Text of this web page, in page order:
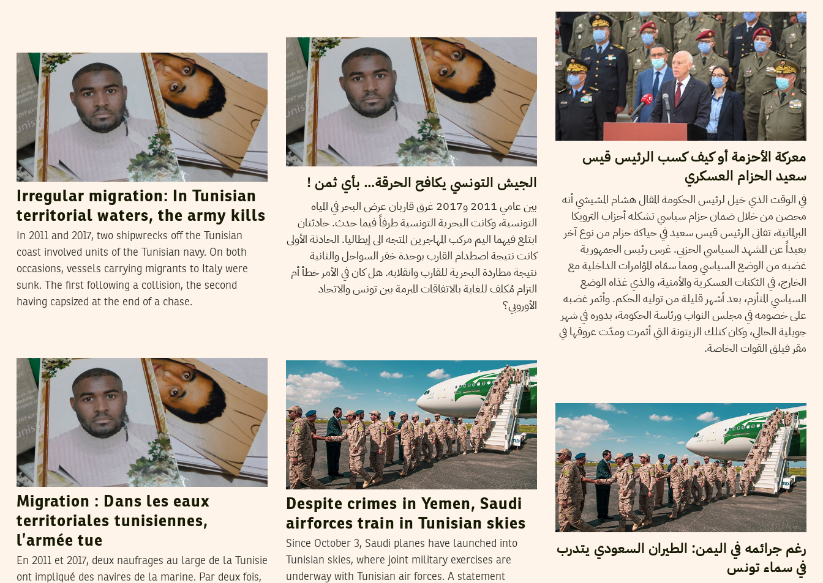
معركة الأحزمة أو كيف كسب الرئيس قيس
سعيد الحزام العسكري
في الوقت الذي خيل لرئيس الحكومة المقال هشام المشيشي أنه
محصن من خلال ضمان حزام سياسي تشكله أحزاب الترويكا
البرلمانية، تفانى الرئيس قيس سعيد في حياكة حزام من نوع آخر
بعيداً عن المشهد السياسي الحزبي. غرس رئيس الجمهورية
غضبه من الوضع السياسي ومما سمّاه المؤامرات الداخلية مع
الخارج، في الثكنات العسكرية والأمنية، والذي غذاه الوضع
السياسي المتأزم، بعد أشهر قليلة من توليه الحكم. وأثمر غضبه
على خصومه في مجلس النواب ورئاسة الحكومة، بدوره في شهر
جويلية الحالي، وكان كتلك الزيتونة التي أثمرت ومدّت عروقها في
مقر فيلق القوات الخاصة.
الجيش التونسي يكافح الحرقة… بأي ثمن !
بين عامي 2011 و2017 غرق قاربان عرض البحر في المياه
التونسية، وكانت البحرية التونسية طرفاً فيما حدث. حادثتان
ابتلع فيهما اليم مركب المهاجرين المتجه الى إيطاليا. الحادثة الأولى
كانت نتيجة اصطدام القارب بوحدة خفر السواحل والثانية
نتيجة مطاردة البحرية للقارب وانقلابه. هل كان في الأمر خطأ أم
التزام مُكلف للغاية بالاتفاقات المبرمة بين تونس والاتحاد
الأوروبي؟
Irregular migration: In Tunisian
territorial waters, the army kills
In 2011 and 2017, two shipwrecks off the Tunisian
coast involved units of the Tunisian navy. On both
occasions, vessels carrying migrants to Italy were
sunk. The first following a collision, the second
having capsized at the end of a chase.
Migration : Dans les eaux
territoriales tunisiennes,
l’armée tue
En 2011 et 2017, deux naufrages au large de la Tunisie
ont impliqué des navires de la marine. Par deux fois,
Despite crimes in Yemen, Saudi
airforces train in Tunisian skies
Since October 3, Saudi planes have launched into
Tunisian skies, where joint military exercises are
underway with Tunisian air forces. A statement
رغم جرائمه في اليمن: الطيران السعودي يتدرب
في سماء تونس